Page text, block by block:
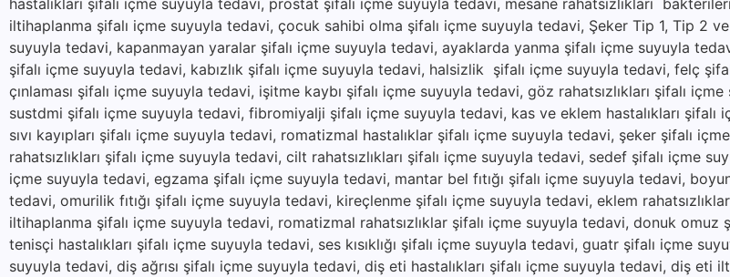
iltihaplanma şifalı içme suyuyla tedavi, çocuk sahibi olma şifalı içme suyuyla tedavi, Şeker Tip 1, Tip 2
suyuyla tedavi, kapanmayan yaralar şifalı içme suyuyla tedavi, ayaklarda yanma şifalı içme suyuyla
şifalı içme suyuyla tedavi, kabızlık şifalı içme suyuyla tedavi, halsizlik şifalı içme suyuyla tedavi, felç
çınlaması şifalı içme suyuyla tedavi, işitme kaybı şifalı içme suyuyla tedavi, göz rahatsızlıkları şifalı
sustdmi şifalı içme suyuyla tedavi, fibromiyalji şifalı içme suyuyla tedavi, kas ve eklem hastalıkları şifalı
sıvı kayıpları şifalı içme suyuyla tedavi, romatizmal hastalıklar şifalı içme suyuyla tedavi, şeker şifalı
rahatsızlıkları şifalı içme suyuyla tedavi, cilt rahatsızlıkları şifalı içme suyuyla tedavi, sedef şifalı içme
içme suyuyla tedavi, egzama şifalı içme suyuyla tedavi, mantar bel fıtığı şifalı içme suyuyla tedavi, boyun
tedavi, omurilik fıtığı şifalı içme suyuyla tedavi, kireçlenme şifalı içme suyuyla tedavi, eklem
iltihaplanma şifalı içme suyuyla tedavi, romatizmal rahatsızlıklar şifalı içme suyuyla tedavi, donuk omuz
tenisçi hastalıkları şifalı içme suyuyla tedavi, ses kısıklığı şifalı içme suyuyla tedavi, guatr şifalı içme
suyuyla tedavi, diş ağrısı şifalı içme suyuyla tedavi, diş eti hastalıkları şifalı içme suyuyla tedavi, diş eti